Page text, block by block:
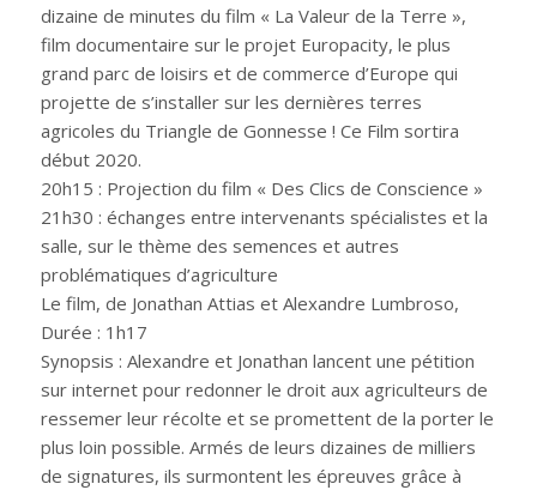
dizaine de minutes du film « La Valeur de la Terre »,
film documentaire sur le projet Europacity, le plus
grand parc de loisirs et de commerce d’Europe qui
projette de s’installer sur les dernières terres
agricoles du Triangle de Gonnesse ! Ce Film sortira
début 2020.
20h15 : Projection du film « Des Clics de Conscience »
21h30 : échanges entre intervenants spécialistes et la
salle, sur le thème des semences et autres
problématiques d’agriculture
Le film, de Jonathan Attias et Alexandre Lumbroso,
Durée : 1h17
Synopsis : Alexandre et Jonathan lancent une pétition
sur internet pour redonner le droit aux agriculteurs de
ressemer leur récolte et se promettent de la porter le
plus loin possible. Armés de leurs dizaines de milliers
de signatures, ils surmontent les épreuves grâce à